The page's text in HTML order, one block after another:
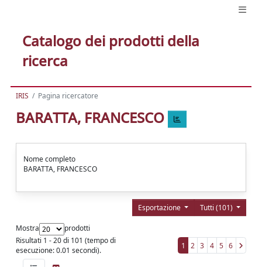
Catalogo dei prodotti della
ricerca
IRIS Pagina ricercatore
BARATTA, FRANCESCO
Nome completo
BARATTA, FRANCESCO
Tutti (101)
Esportazione
Mostra
prodotti
Risultati 1 - 20 di 101 (tempo di
esecuzione: 0.01 secondi).
1 2 3 4 5 6